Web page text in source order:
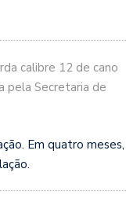
calibre 12 de cano
pela Secretaria de
Em quatro meses,